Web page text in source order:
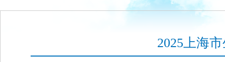
2025上海